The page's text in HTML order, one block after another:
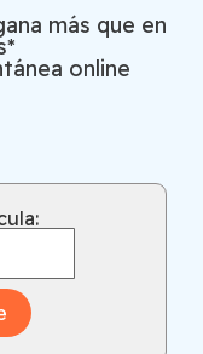
más que en
online